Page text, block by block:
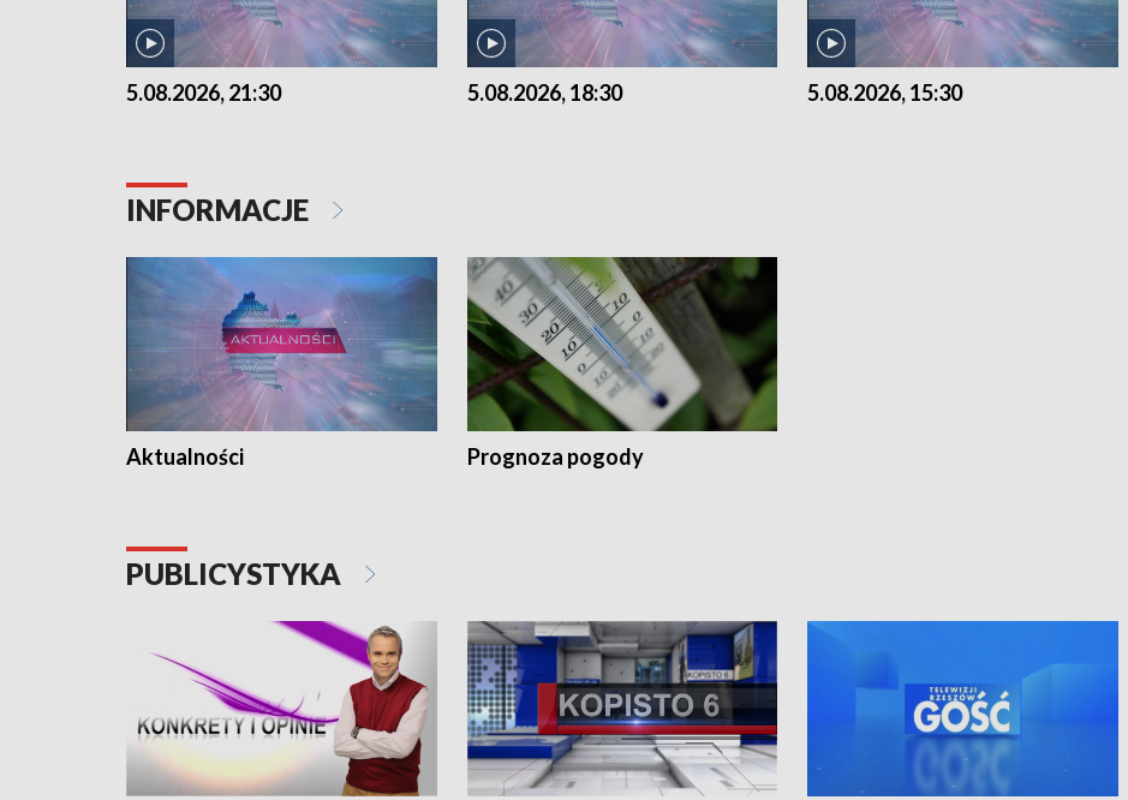
5.08.2026, 21:30 5.08.2026, 18:30 5.08.2026, 15:30
INFORMACJE
Aktualności Prognoza pogody
PUBLICYSTYKA